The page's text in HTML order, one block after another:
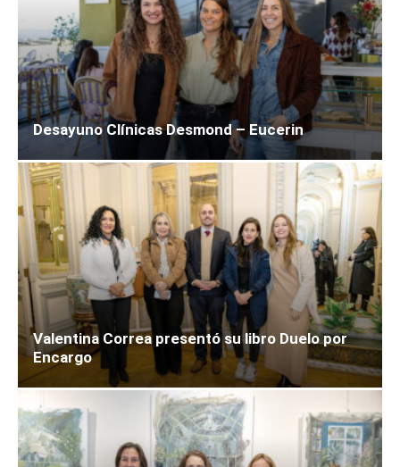
Desayuno Clínicas Desmond – Eucerin
Valentina Correa presentó su libro Duelo por
Encargo